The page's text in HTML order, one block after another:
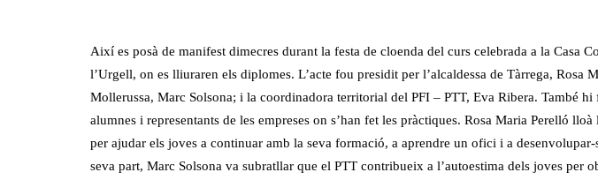
Així es posà de manifest dimecres durant la festa de cloenda del curs celebrada a la Casa
l’Urgell, on es lliuraren els diplomes. L’acte fou presidit per l’alcaldessa de Tàrrega, Rosa
Mollerussa, Marc Solsona; i la coordinadora territorial del PFI – PTT, Eva Ribera. També hi
alumnes i representants de les empreses on s’han fet les pràctiques. Rosa Maria Perelló
per ajudar els joves a continuar amb la seva formació, a aprendre un ofici i a desenvolupar-
seva part, Marc Solsona va subratllar que el PTT contribueix a l’autoestima dels joves per